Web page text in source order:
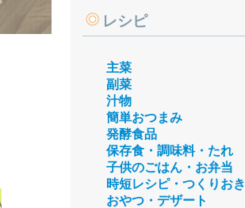
レシピ
主菜
副菜
汁物
簡単おつまみ
発酵食品
保存食・調味料・たれ
子供のごはん・お弁当
時短レシピ・つくりおき
おやつ・デザート